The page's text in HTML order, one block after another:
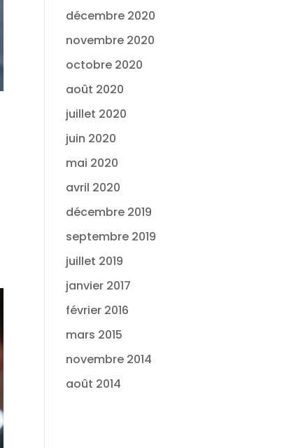
décembre 2020
novembre 2020
octobre 2020
août 2020
juillet 2020
juin 2020
mai 2020
avril 2020
décembre 2019
septembre 2019
juillet 2019
janvier 2017
février 2016
mars 2015
novembre 2014
août 2014